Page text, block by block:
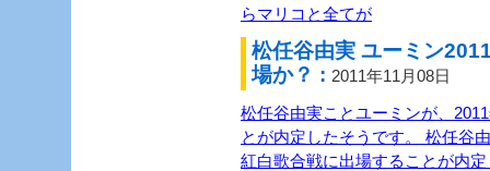
らマリコと全てが
松任谷由実 ユーミン
場か？ : 2011年11月08日
松任谷由実ことユーミンが、
とが内定したそうです。 松任谷
紅白歌合戦に出場することが内